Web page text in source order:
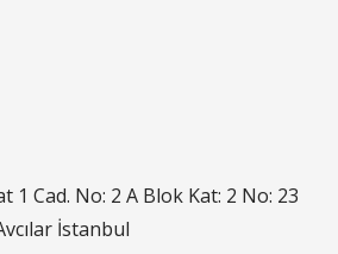
1 Cad. No: 2 A Blok Kat: 2 No: 23
İstanbul